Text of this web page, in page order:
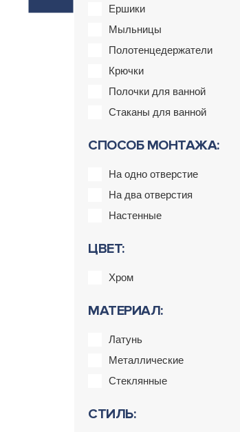
Ершики
Мыльницы
Полотенцедержатели
Крючки
Полочки для ванной
Стаканы для ванной
СПОСОБ МОНТАЖА:
На одно отверстие
На два отверстия
Настенные
ЦВЕТ:
Хром
МАТЕРИАЛ:
Латунь
Металлические
Стеклянные
СТИЛЬ: